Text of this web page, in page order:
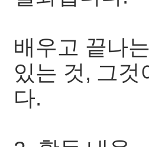
배우고 끝나
있는 것, 그것
다